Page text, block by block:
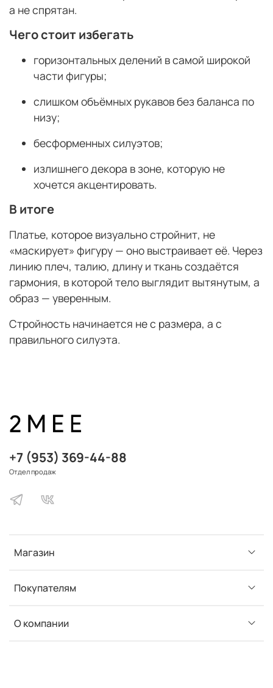
а не спрятан.
Чего стоит избегать
горизонтальных делений в самой широкой
части фигуры;
слишком объёмных рукавов без баланса по
низу;
бесформенных силуэтов;
излишнего декора в зоне, которую не
хочется акцентировать.
В итоге
Платье, которое визуально стройнит, не
«маскирует» фигуру — оно выстраивает её. Через
линию плеч, талию, длину и ткань создаётся
гармония, в которой тело выглядит вытянутым, а
образ — уверенным.
Стройность начинается не с размера, а с
правильного силуэта.
Магазин
Покупателям
О компании
+7 (953) 369-44-88
Отдел продаж